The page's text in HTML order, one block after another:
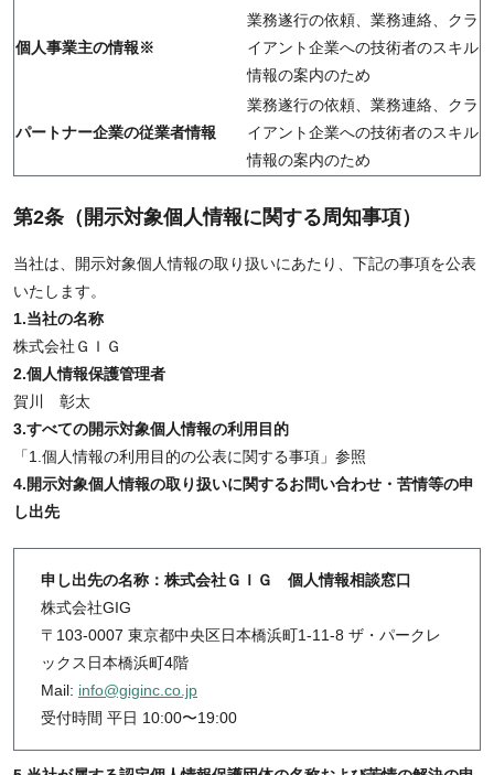
個人事業主の情報※
業務遂行の依頼、業務連絡、クラ
イアント企業への技術者のスキル
情報の案内のため
パートナー企業の従業者情報
業務遂行の依頼、業務連絡、クラ
イアント企業への技術者のスキル
情報の案内のため
第2条（開示対象個人情報に関する周知事項）
当社は、開示対象個人情報の取り扱いにあたり、下記の事項を公表
いたします。
1.当社の名称
株式会社ＧＩＧ
2.個人情報保護管理者
賀川 彰太
3.すべての開示対象個人情報の利用目的
「1.個人情報の利用目的の公表に関する事項」参照
4.開示対象個人情報の取り扱いに関するお問い合わせ・苦情等の申
し出先
申し出先の名称：株式会社ＧＩＧ 個人情報相談窓口
株式会社GIG
〒103-0007 東京都中央区日本橋浜町1-11-8 ザ・パークレ
ックス日本橋浜町4階
Mail: info@giginc.co.jp
受付時間 平日 10:00〜19:00